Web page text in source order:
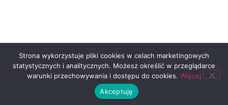
Strona wykorzystuje pliki cookies w celach marketingowych
statystycznych i analitycznych. Możesz określić w przeglądarce
warunki przechowywania i dostępu do cookies. Więcej
Akceptuję